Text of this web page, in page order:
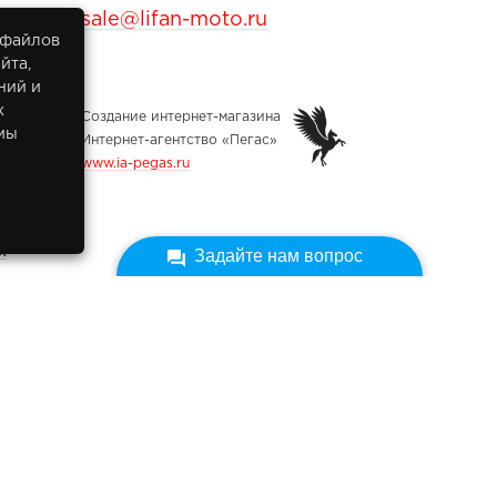
sale@lifan-moto.ru
Создание интернет-магазина
Интернет-агентство «Пегас»
www.ia-pegas.ru
Задайте нам вопрос
файлов
и